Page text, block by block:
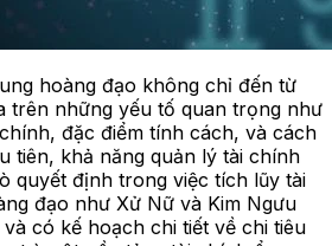
hoàng đạo không chỉ đến từ
trên những yếu tố quan trọng như
đặc điểm tính cách, và cách
tiên, khả năng quản lý tài chính
quyết định trong việc tích lũy tài
đạo như Xử Nữ và Kim Ngưu
có kế hoạch chi tiết về chi tiêu